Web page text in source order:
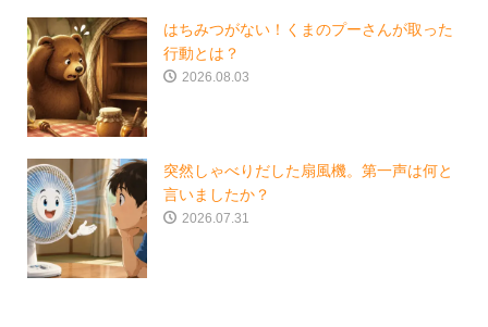
はちみつがない！くまのプーさんが取った
行動とは？
2026.08.03
突然しゃべりだした扇風機。第一声は何と
言いましたか？
2026.07.31